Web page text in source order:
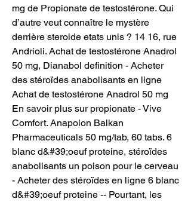
mg de Propionate de testostérone. Qui
d’autre veut connaître le mystère
derrière steroide etats unis ? 14 16, rue
Andrioli. Achat de testostérone Anadrol
50 mg, Dianabol definition - Acheter
des stéroïdes anabolisants en ligne
Achat de testostérone Anadrol 50 mg
En savoir plus sur propionate - Vive
Comfort. Anapolon Balkan
Pharmaceuticals 50 mg/tab, 60 tabs. 6
blanc d&#39;oeuf proteine, stéroïdes
anabolisants un poison pour le cerveau
- Acheter des stéroïdes en ligne 6 blanc
d&#39;oeuf proteine -- Pourtant, les